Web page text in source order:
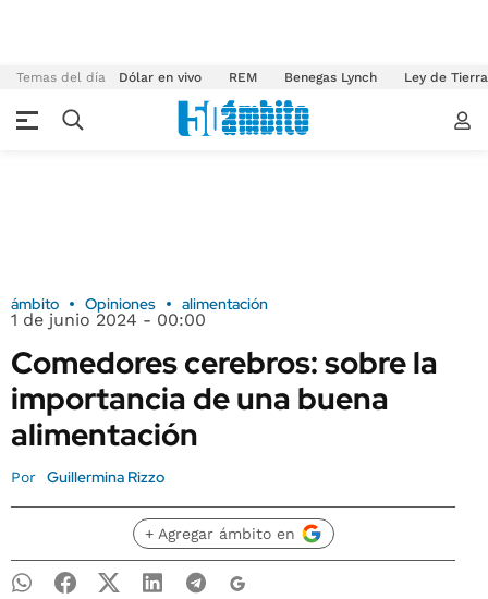
Temas del día Dólar en vivo REM Benegas Lynch Ley de
ámbito Opiniones alimentación
1 de junio 2024 - 00:00
Comedores cerebros: sobre la
importancia de una buena
alimentación
Por Guillermina Rizzo
+ Agregar ámbito en